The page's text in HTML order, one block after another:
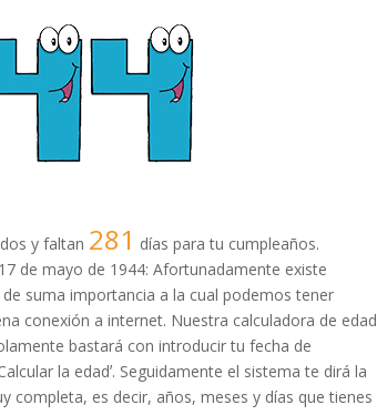
y faltan 281 días para tu cumpleaños.
de mayo de 1944: Afortunadamente existe
suma importancia a la cual podemos tener
conexión a internet. Nuestra calculadora de edad
bastará con introducir tu fecha de
la edadʼ. Seguidamente el sistema te dirá la
completa, es decir, años, meses y días que tienes